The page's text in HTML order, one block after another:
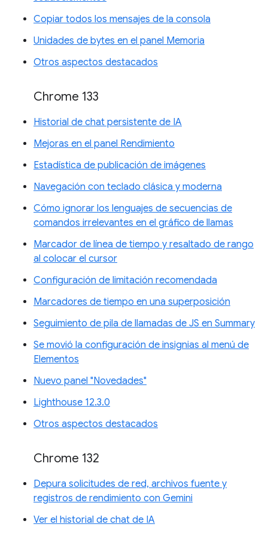
Copiar todos los mensajes de la consola
Unidades de bytes en el panel Memoria
Otros aspectos destacados
Chrome 133
Historial de chat persistente de IA
Mejoras en el panel Rendimiento
Estadística de publicación de imágenes
Navegación con teclado clásica y moderna
Cómo ignorar los lenguajes de secuencias de
comandos irrelevantes en el gráfico de llamas
Marcador de línea de tiempo y resaltado de rango
al colocar el cursor
Configuración de limitación recomendada
Marcadores de tiempo en una superposición
Seguimiento de pila de llamadas de JS en Summary
Se movió la configuración de insignias al menú de
Elementos
Nuevo panel "Novedades"
Lighthouse 12.3.0
Otros aspectos destacados
Chrome 132
Depura solicitudes de red, archivos fuente y
registros de rendimiento con Gemini
Ver el historial de chat de IA